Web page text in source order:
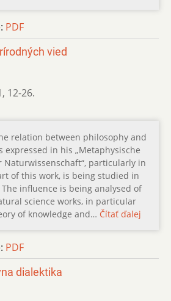
PDF
vied
, 12-26.
relation between philosophy and
expressed in his „Metaphysische
particularly in
of this work, is being studied in
influence is being analysed of
science works, in particular
of knowledge and… Čítať ďalej
PDF
dialektika